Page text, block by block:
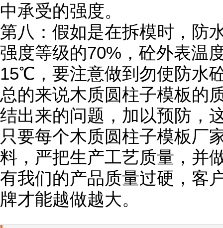
中承受的强度。
第八：假如是在拆模时，防
强度等级的70%，砼外表温
15℃，要注意做到勿使防水
总的来说木质圆柱子模板的
结出来的问题，加以预防，
只要每个木质圆柱子模板厂
料，严把生产工艺质量，并
有我们的产品质量过硬，客
牌才能越做越大。